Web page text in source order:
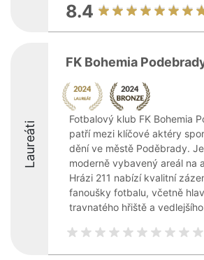
8.4
Laureáti
FK Bohemia
Fotbalový klub FK Bohemia
patří mezi klíčové aktéry
dění ve městě Poděbrady.
moderně vybavený areál na
Hrázi 211 nabízí kvalitní
fanoušky fotbalu, včetně
travnatého hřiště a